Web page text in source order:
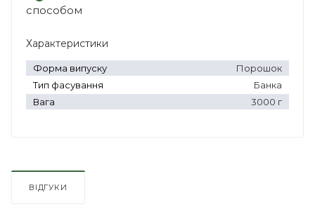
способом
Характеристики
Форма випуску
Порошок
Тип фасування
Банка
Вага
3000 г
ВІДГУКИ